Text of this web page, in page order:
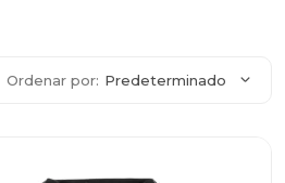
Ordenar por: Predeterminado